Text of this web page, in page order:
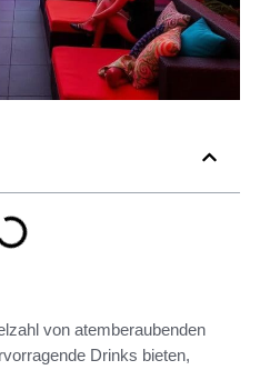
von atemberaubenden
Drinks bieten,